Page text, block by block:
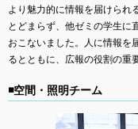
より魅力的に情報を届けられ
とどまらず、他ゼミの学生に
おこないました。人に情報を
るとともに、広報の役割の重
◾️空間・照明チーム